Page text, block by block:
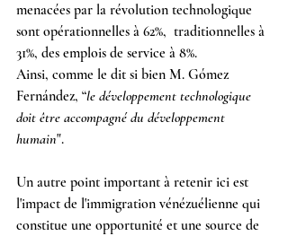
menacées par la révolution technologique
sont opérationnelles à 62%,  traditionnelles à
31%, des emplois de service à 8%.
Ainsi, comme le dit si bien M. Gómez
Fernández, “le développement technologique
doit être accompagné du développement
humain".
Un autre point important à retenir ici est
l'impact de l'immigration vénézuélienne qui
constitue une opportunité et une source de